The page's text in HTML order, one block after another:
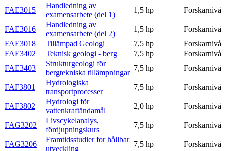
FAE3015
Handledning av
examensarbete (del 1)
1,5 hp Forskarnivå
FAE3016
Handledning av
examensarbete (del 2)
1,5 hp
Forskarnivå
FAE3018
Tillämpad Geologi 7,5 hp
Forskarnivå
FAE3402
Teknisk geologi - berg 7,5 hp
Forskarnivå
FAE3403
Strukturgeologi för
bergtekniska tillämpningar
7,5 hp Forskarnivå
FAF3801
Hydrologiska
transportprocesser
7,5 hp Forskarnivå
FAF3802
Hydrologi för
vattenkraftändamål
2,0 hp Forskarnivå
FAG3202
Livscykelanalys,
fördjupningskurs
7,5 hp Forskarnivå
FAG3206
Framtidsstudier for hållbar
utveckling
7,5 hp
Forskarnivå